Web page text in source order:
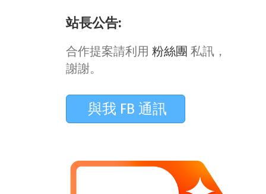
站長公告:
合作提案請利用 粉絲團 私訊，
謝謝。
與我 FB 通訊